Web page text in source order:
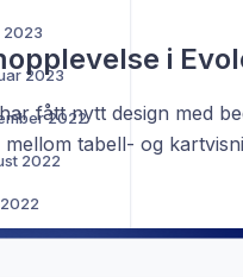
2023
2023
2022
2022
2022
i
fått nytt design med
mellom tabell- og